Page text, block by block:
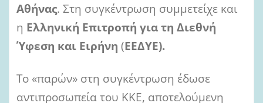
Αθήνας. Στη συγκέντρωση συμμετείχε και
η Ελληνική Επιτροπή για τη Διεθνή
Ύφεση και Ειρήνη (ΕΕΔΥΕ).
Το «παρών» στη συγκέντρωση έδωσε
αντιπροσωπεία του ΚΚΕ, αποτελούμενη